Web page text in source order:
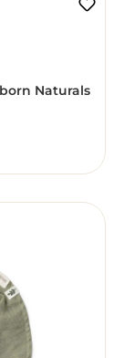
Naturals